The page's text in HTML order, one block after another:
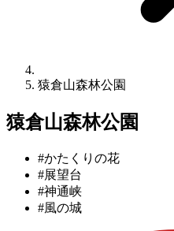
猿倉山森林公園
猿倉山森林公園
#かたくりの花
#展望台
#神通峡
#風の城